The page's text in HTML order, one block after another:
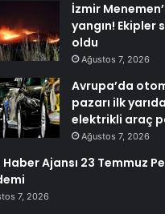
İzmir
yangın! Ekipler
oldu
Ağustos 7, 2026
Avrupa’da
pazarı ilk
elektrikli araç
Ağustos 7, 2026
Ajansı 23 Temmuz
7, 2026